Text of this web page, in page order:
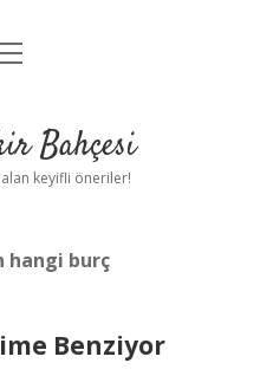
Uyarı
Bahçesi
keyifli öneriler!
hangi burç
Benziyor